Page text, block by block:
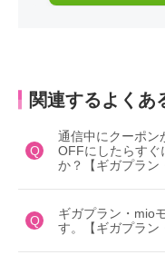
関連するよくあ
Q
通信中にクーポン
OFFにしたらすぐ
か？【ギガプラン
Q
ギガプラン・mio
す。【ギガプラン